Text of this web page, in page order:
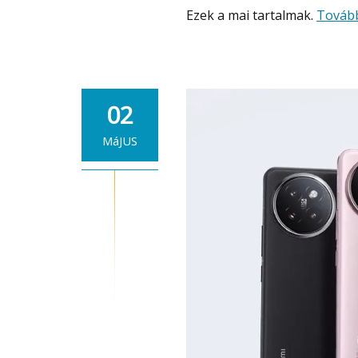
Ezek a mai tartalmak.
02
MáJUS